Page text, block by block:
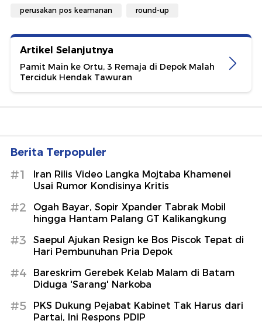
perusakan pos keamanan round-up
Artikel Selanjutnya
Pamit Main ke Ortu, 3 Remaja di Depok Malah
Terciduk Hendak Tawuran
Berita Terpopuler
#1
Iran Rilis Video Langka Mojtaba Khamenei
Usai Rumor Kondisinya Kritis
#2
Ogah Bayar, Sopir Xpander Tabrak Mobil
hingga Hantam Palang GT Kalikangkung
#3
Saepul Ajukan Resign ke Bos Piscok Tepat di
Hari Pembunuhan Pria Depok
#4
Bareskrim Gerebek Kelab Malam di Batam
Diduga 'Sarang' Narkoba
#5
PKS Dukung Pejabat Kabinet Tak Harus dari
Partai, Ini Respons PDIP